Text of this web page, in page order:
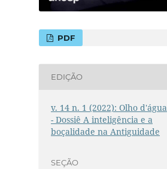
PDF
EDIÇÃO
v. 14 n. 1 (2022): Olho d'água
- Dossiê A inteligência e a
boçalidade na Antiguidade
SEÇÃO